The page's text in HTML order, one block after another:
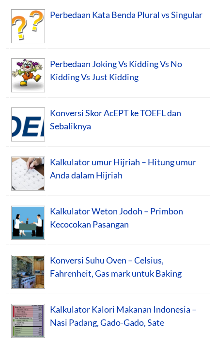
Perbedaan Kata Benda Plural vs Singular
Perbedaan Joking Vs Kidding Vs No
Kidding Vs Just Kidding
Konversi Skor AcEPT ke TOEFL dan
Sebaliknya
Kalkulator umur Hijriah – Hitung umur
Anda dalam Hijriah
Kalkulator Weton Jodoh – Primbon
Kecocokan Pasangan
Konversi Suhu Oven – Celsius,
Fahrenheit, Gas mark untuk Baking
Kalkulator Kalori Makanan Indonesia –
Nasi Padang, Gado-Gado, Sate